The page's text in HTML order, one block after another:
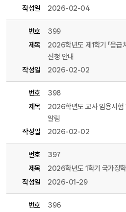
작성일
2026-02-04
번호
399
제목
2026학년도 제1학기 「응급
신청 안내
작성일
2026-02-02
번호
398
제목
2026학년도 교사 임용시험
알림
작성일
2026-02-02
번호
397
제목
2026학년도 1학기 국가장
작성일
2026-01-29
번호
396